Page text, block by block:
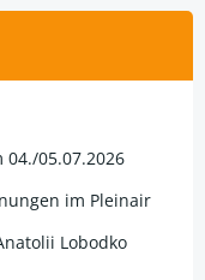
04./05.07.2026
im Pleinair
Lobodko